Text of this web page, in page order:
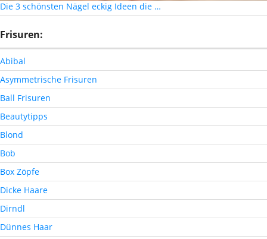
Die 3 schönsten Nägel eckig Ideen die …
Frisuren:
Abibal
Asymmetrische Frisuren
Ball Frisuren
Beautytipps
Blond
Bob
Box Zöpfe
Dicke Haare
Dirndl
Dünnes Haar